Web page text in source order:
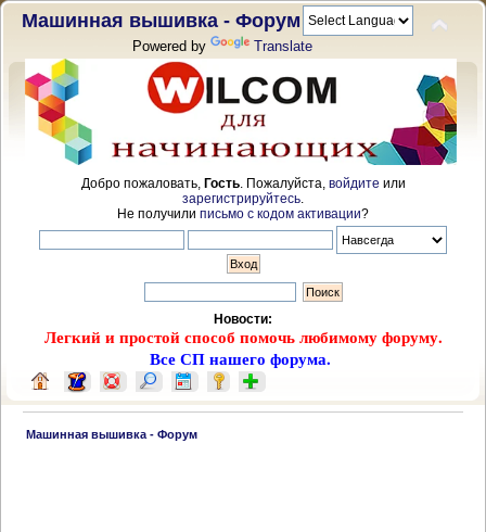
Машинная вышивка - Форум
Powered by Translate
Добро пожаловать, Гость. Пожалуйста, войдите или
зарегистрируйтесь
Не получили письмо с кодом активации?
Новости:
Легкий и простой способ помочь любимому форуму.
Все СП нашего форума.
Машинная вышивка - Форум